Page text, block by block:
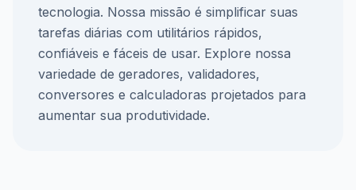
tecnologia. Nossa missão é simplificar suas
tarefas diárias com utilitários rápidos,
confiáveis e fáceis de usar. Explore nossa
variedade de geradores, validadores,
conversores e calculadoras projetados para
aumentar sua produtividade.